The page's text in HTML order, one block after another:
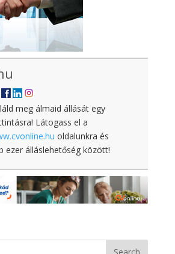
meg álmaid állását egy
Látogass el a
oldalunkra és
ezer álláslehetőség között!